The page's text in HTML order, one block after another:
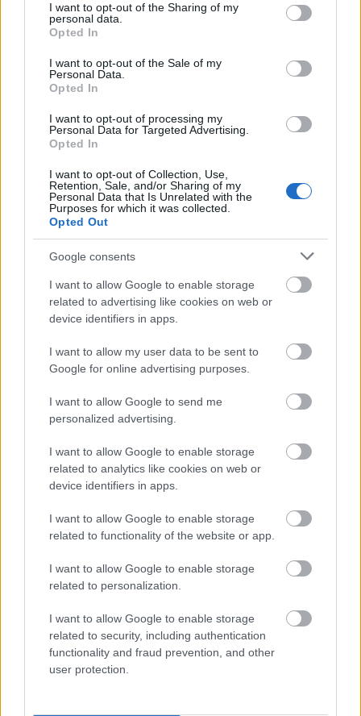
not limited to your visit or usage behaviour. You may click to
grant or deny consent to Google and its third-party tags to
use your data for below specified purposes in below Google
consent section.
I want to opt-out of the Sharing of my
personal data.
Opted In
I want to opt-out of the Sale of my
Personal Data.
Opted In
I want to opt-out of processing my
Personal Data for Targeted Advertising.
Opted In
I want to opt-out of Collection, Use,
Retention, Sale, and/or Sharing of my
Personal Data that Is Unrelated with the
Purposes for which it was collected.
Opted Out
Google consents
I want to allow Google to enable storage
related to advertising like cookies on web or
device identifiers in apps.
I want to allow my user data to be sent to
Google for online advertising purposes.
I want to allow Google to send me
personalized advertising.
I want to allow Google to enable storage
related to analytics like cookies on web or
device identifiers in apps.
I want to allow Google to enable storage
related to functionality of the website or app.
I want to allow Google to enable storage
related to personalization.
I want to allow Google to enable storage
related to security, including authentication
functionality and fraud prevention, and other
user protection.
Τι θα μάθουν οι δημόσιοι υπάλληλοι
Το πρόγραμμα εστιάζει σε δεξιότητες που μπορούν
λειτουργία των υπηρεσιών.
Οι συμμετέχοντες θα εκπαιδευτούν:
στην ανάπτυξη δεξιοτήτων στρατηγικού
μετασχηματισμού
στησύνταξη και βελτίωση υπηρεσιακών
εγγράφων με εργαλεία A.I.,
στην περίληψη μεγάλων διοικητικών και
στην ανάλυση πληροφοριών και δεδομένων,
στην οργάνωση αιτημάτων πολιτών,
στη δημιουργία προσχεδίων απαντήσεων,
στην αυτοματοποίηση επαναλαμβανόμενων
εργασιών,
στην κατανόηση του AI Act,